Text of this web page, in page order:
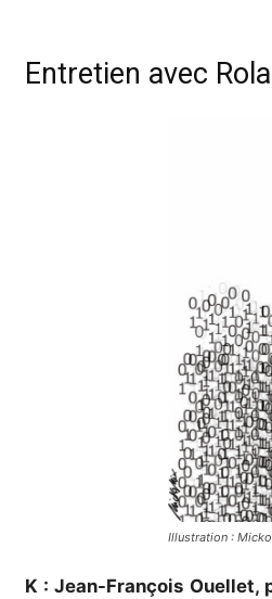
Entretien avec
Illustration :
K : Jean-François Ouellet,